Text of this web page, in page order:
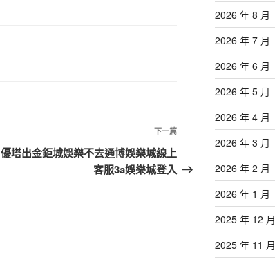
下
篇
下一篇
優塔出金鉅城娛樂不去通博娛樂城線上
客服3a娛樂城登入
2026 年 8 月
2026 年 7 月
2026 年 6 月
2026 年 5 月
2026 年 4 月
2026 年 3 月
2026 年 2 月
2026 年 1 月
2025 年 12 月
2025 年 11 月